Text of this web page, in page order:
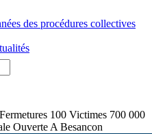
des procédures collectives
100 Victimes 700 000
Ouverte A Besancon